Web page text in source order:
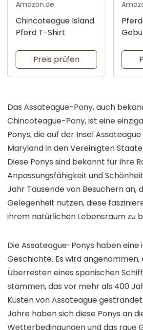
Amazon.de
Chincoteague Island
Pferd T-Shirt
Preis prüfen
Das Assateague-Pony, auch
Chincoteague-Pony, ist eine
Ponys, die auf der Insel
Maryland in den Vereinigten
Diese Ponys sind bekannt für ihre
Anpassungsfähigkeit und
Jahr Tausende von Besuchern an,
Gelegenheit nutzen, diese
ihrem natürlichen Lebensraum zu
Die Assateague-Ponys haben
Geschichte. Es wird angenommen,
Überresten eines spanischen
stammen, das vor mehr als 400
Küsten von Assateague
Jahre haben sich diese Ponys an
Wetterbedingungen und das raue